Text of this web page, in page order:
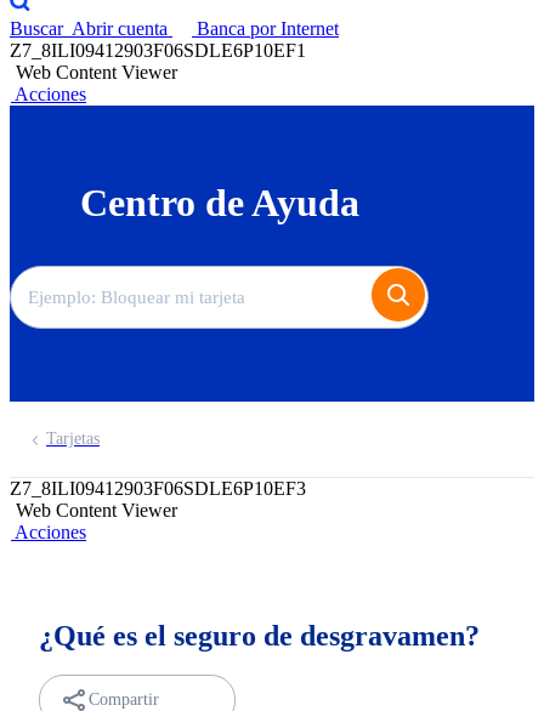
Buscar Abrir cuenta
Banca por Internet
Z7_8ILI09412903F06SDLE6P10EF1
Web Content Viewer
Acciones
Centro de Ayuda
Tarjetas
Z7_8ILI09412903F06SDLE6P10EF3
Web Content Viewer
Acciones
¿Qué es el seguro de desgravamen?
Compartir